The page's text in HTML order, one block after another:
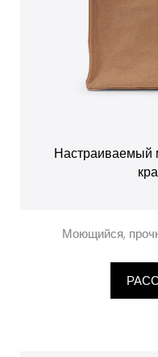
Настраиваемый
Моющийся,